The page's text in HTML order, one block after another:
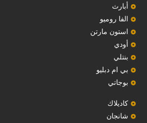
‏أبارث‏
الفا روميو
استون مارتن
أودي
بنتلي
بي ام دبليو
بوجاتي
كاديلاك
‏شانجان‏